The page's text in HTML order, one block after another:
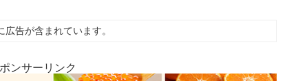
広告が含まれています。
ンサーリンク